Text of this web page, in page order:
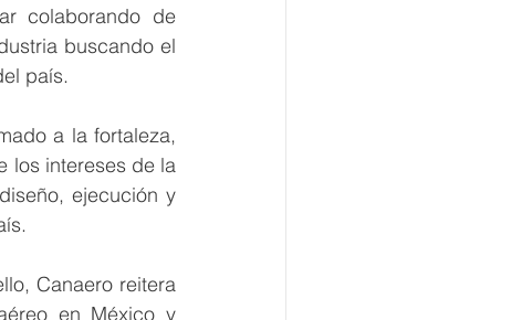
colaborando de
buscando el
país.
a la fortaleza,
los intereses de la
ejecución y
Canaero reitera
en México y